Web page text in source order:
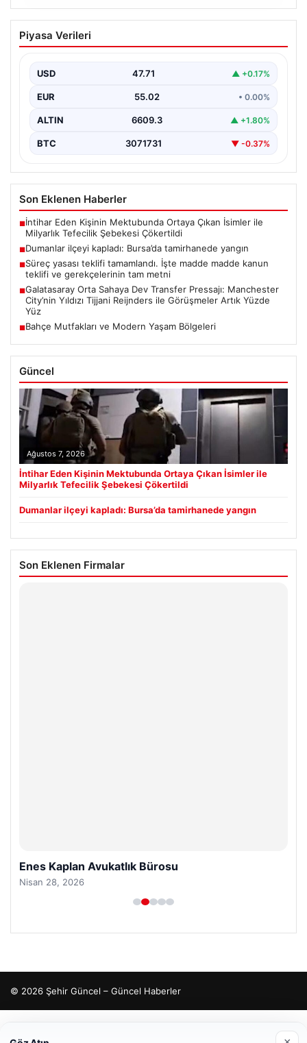
06.08.2026
Dumanlar ilçeyi kapladı: Bursa’da
tamirhanede yangın
Piyasa Verileri
USD 47.71 ▲ +0.17%
EUR 55.02 • 0.00%
ALTIN 6609.3 ▲ +1.80%
BTC 3071731 ▼ -0.37%
Son Eklenen Haberler
■İntihar Eden Kişinin Mektubunda Ortaya Çıkan İsimler ile
Milyarlık Tefecilik Şebekesi Çökertildi
■Dumanlar ilçeyi kapladı: Bursa’da tamirhanede yangın
■Süreç yasası teklifi tamamlandı. İşte madde madde kanun
teklifi ve gerekçelerinin tam metni
■Galatasaray Orta Sahaya Dev Transfer Pressajı: Manchester
City’nin Yıldızı Tijjani Reijnders ile Görüşmeler Artık Yüzde
Yüz
■Bahçe Mutfakları ve Modern Yaşam Bölgeleri
Güncel
Ağustos 7, 2026
İntihar Eden Kişinin Mektubunda Ortaya Çıkan İsimler ile
Milyarlık Tefecilik Şebekesi Çökertildi
Dumanlar ilçeyi kapladı: Bursa’da tamirhanede yangın
Son Eklenen Firmalar
Enes Kaplan Avukatlık Bürosu
Nisan 28, 2026
© 2026 Şehir Güncel – Güncel Haberler